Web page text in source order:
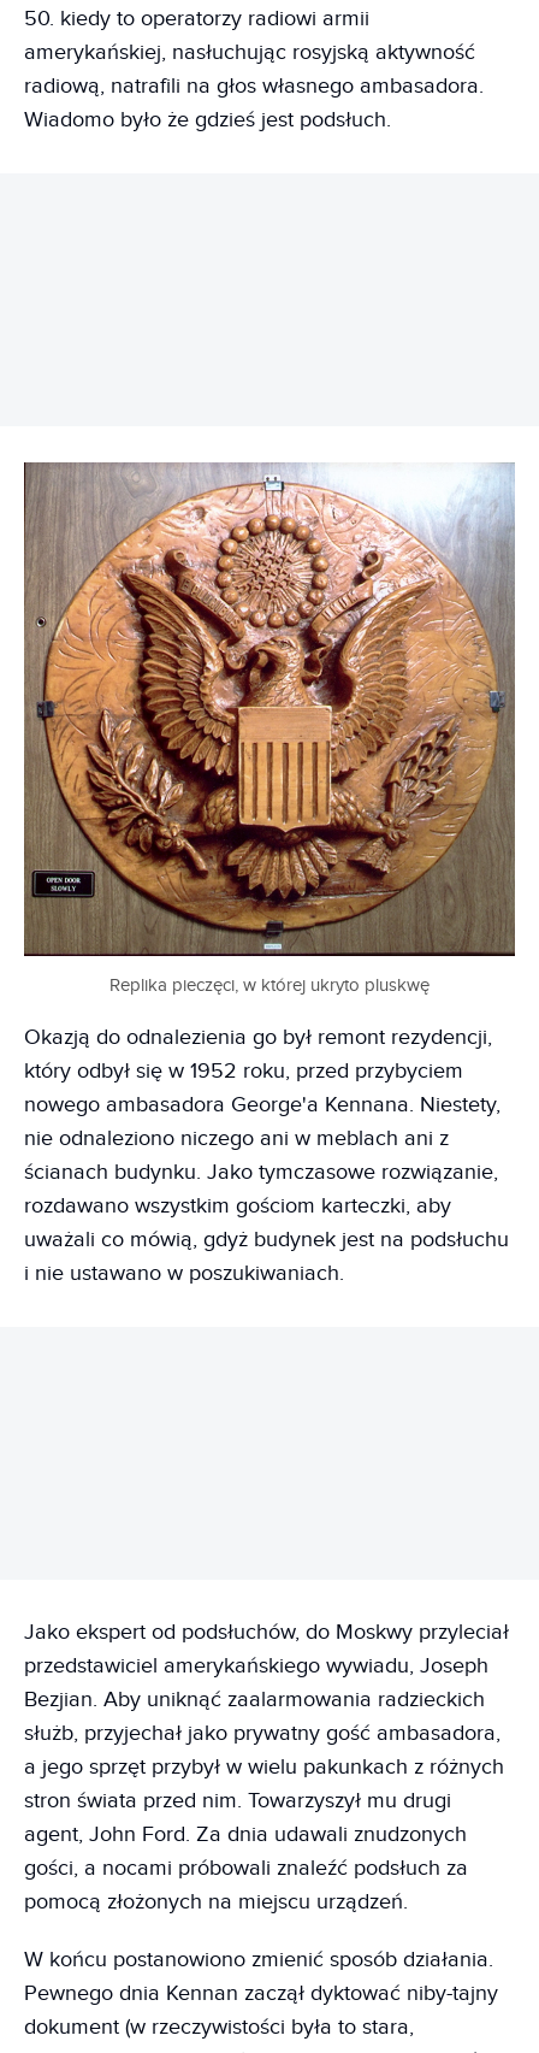
50. kiedy to operatorzy radiowi armii
amerykańskiej, nasłuchując rosyjską aktywność
radiową, natrafili na głos własnego ambasadora.
Wiadomo było że gdzieś jest podsłuch.
Replika pieczęci, w której ukryto pluskwę
Okazją do odnalezienia go był remont rezydencji,
który odbył się w 1952 roku, przed przybyciem
nowego ambasadora George'a Kennana. Niestety,
nie odnaleziono niczego ani w meblach ani z
ścianach budynku. Jako tymczasowe rozwiązanie,
rozdawano wszystkim gościom karteczki, aby
uważali co mówią, gdyż budynek jest na podsłuchu
i nie ustawano w poszukiwaniach.
Jako ekspert od podsłuchów, do Moskwy przyleciał
przedstawiciel amerykańskiego wywiadu, Joseph
Bezjian. Aby uniknąć zaalarmowania radzieckich
służb, przyjechał jako prywatny gość ambasadora,
a jego sprzęt przybył w wielu pakunkach z różnych
stron świata przed nim. Towarzyszył mu drugi
agent, John Ford. Za dnia udawali znudzonych
gości, a nocami próbowali znaleźć podsłuch za
pomocą złożonych na miejscu urządzeń.
W końcu postanowiono zmienić sposób działania.
Pewnego dnia Kennan zaczął dyktować niby-tajny
dokument (w rzeczywistości była to stara,